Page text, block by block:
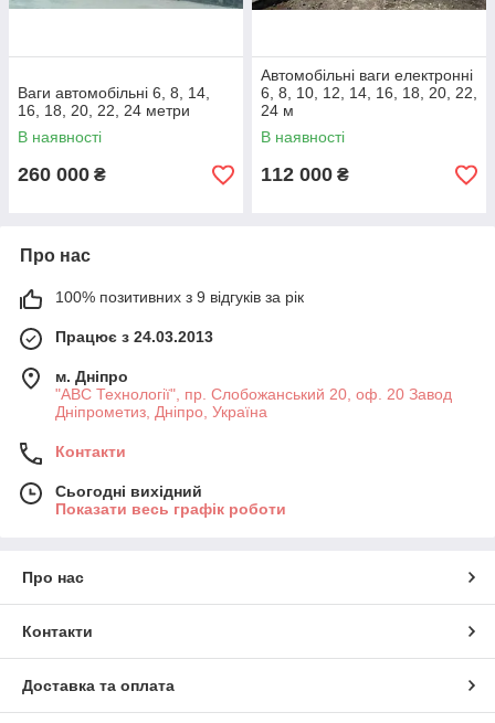
Ваги автомобільні 6, 8, 14,
16, 18, 20, 22, 24 метри
В наявності
260 000 ₴
Автомобільні ваги електронні
6, 8, 10, 12, 14, 16, 18, 20, 22,
24 м
В наявності
112 000 ₴
Про нас
100% позитивних з 9 відгуків за рік
Працює з 24.03.2013
м. Дніпро
"АВС Технології", пр. Слобожанський 20, оф. 20 Завод
Дніпрометиз, Дніпро, Україна
Контакти
Сьогодні вихідний
Показати весь графік роботи
Про нас
Контакти
Доставка та оплата